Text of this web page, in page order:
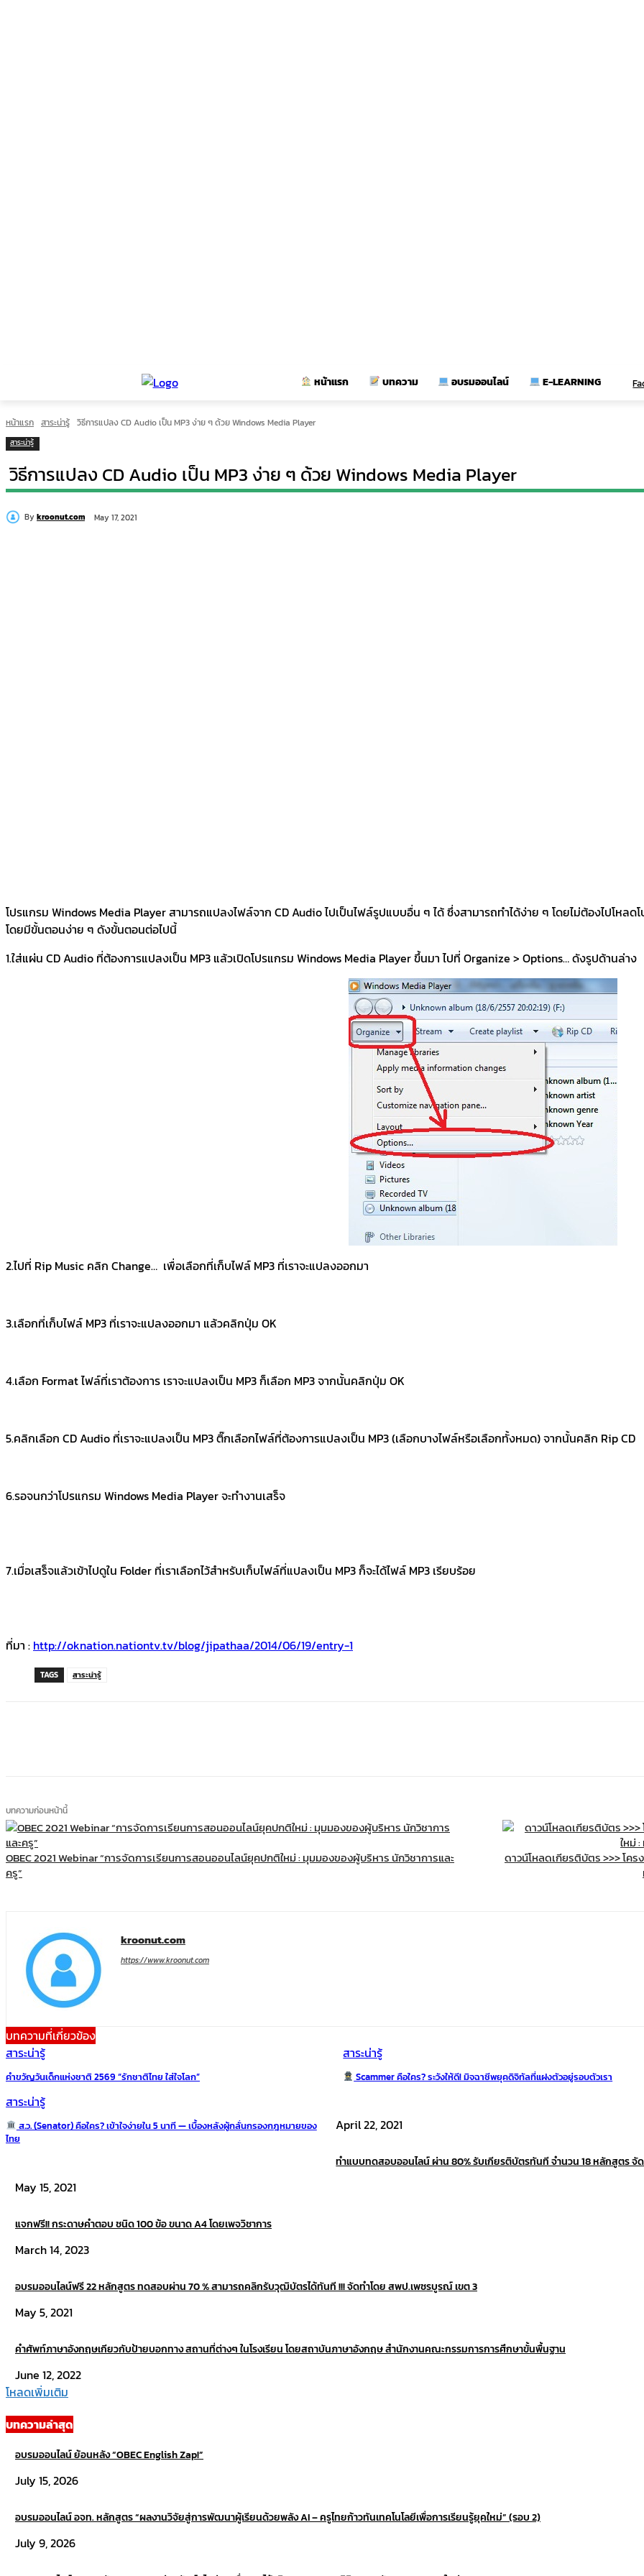
หน้าแรก บทความ อบรมออนไลน์ E-LEARNING
หน้าแรก สาระน่ารู้ วิธีการแปลง CD Audio เป็น MP3 ง่าย ๆ ด้วย Windows Media Player
สาระน่ารู้
วิธีการแปลง CD Audio เป็น MP3 ง่าย ๆ ด้วย Windows Media Player
Bykroonut.com May 17, 2021
โปรแกรม Windows Media Player สามารถแปลงไฟล์จาก CD Audio ไปเป็นไฟล์รูปแบบอื่น ๆ ได้ ซึ่งสามารถทำได้ง่าย ๆ โดยไม่ต้องไปโหลด
โดยมีขั้นตอนง่าย ๆ ดังขั้นตอนต่อไปนี้
1.ใส่แผ่น CD Audio ที่ต้องการแปลงเป็น MP3 แล้วเปิดโปรแกรม Windows Media Player ขึ้นมา ไปที่ Organize > Options… ดังรูปด้านล่าง
2.ไปที่ Rip Music คลิก Change… เพื่อเลือกที่เก็บไฟล์ MP3 ที่เราจะแปลงออกมา
3.เลือกที่เก็บไฟล์ MP3 ที่เราจะแปลงออกมา แล้วคลิกปุ่ม OK
4.เลือก Format ไฟล์ที่เราต้องการ เราจะแปลงเป็น MP3 ก็เลือก MP3 จากนั้นคลิกปุ่ม OK
5.คลิกเลือก CD Audio ที่เราจะแปลงเป็น MP3 ติ๊กเลือกไฟล์ที่ต้องการแปลงเป็น MP3 (เลือกบางไฟล์หรือเลือกทั้งหมด) จากนั้นคลิก Rip CD
6.รอจนกว่าโปรแกรม Windows Media Player จะทำงานเสร็จ
7.เมื่อเสร็จแล้วเข้าไปดูใน Folder ที่เราเลือกไว้สำหรับเก็บไฟล์ที่แปลงเป็น MP3 ก็จะได้ไฟล์ MP3 เรียบร้อย
ที่มา : http://oknation.nationtv.tv/blog/jipathaa/2014/06/19/entry-1
TAGS สาระน่ารู้
บทความก่อนหน้านี้
OBEC 2021 Webinar “การจัดการเรียนการสอนออนไลน์ยุคปกติใหม่ : มุมมองของผู้บริหาร นักวิชาการและ
ครู”
ดาวน์โหลดเกียรติบัตร >>> โคร
kroonut.com
https://www.kroonut.com
บทความที่เกี่ยวข้อง
สาระน่ารู้
คำขวัญวันเด็กแห่งชาติ 2569 “รักชาติไทย ใส่ใจโลก”
สาระน่ารู้
Scammer คือใคร? ระวังให้ดี! มิจฉาชีพยุคดิจิทัลที่แฝงตัวอยู่รอบตัวเรา
สาระน่ารู้
ส.ว. (Senator) คือใคร? เข้าใจง่ายใน 5 นาที — เบื้องหลังผู้กลั่นกรองกฎหมายของ
ไทย
April 22, 2021
ทำแบบทดสอบออนไลน์ ผ่าน 80% รับเกียรติบัตรทันที จำนวน 18 หลักสูตร
May 15, 2021
แจกฟรี!! กระดาษคำตอบ ชนิด 100 ข้อ ขนาด A4 โดยเพจวิชาการ
March 14, 2023
อบรมออนไลน์ฟรี 22 หลักสูตร ทดสอบผ่าน 70 % สามารถคลิกรับวุฒิบัตรได้ทันที !!! จัดทำโดย สพป.เพชรบูรณ์ เขต 3
May 5, 2021
คำศัพท์ภาษาอังกฤษเกียวกับป้ายบอกทาง สถานที่ต่างๆ ในโรงเรียน โดยสถาบันภาษาอังกฤษ สำนักงานคณะกรรมการการศึกษาขั้นพื้นฐาน
June 12, 2022
โหลดเพิ่มเติม
บทความล่าสุด
อบรมออนไลน์ ย้อนหลัง “OBEC English Zap!”
July 15, 2026
อบรมออนไลน์ อจท. หลักสูตร “ผลงานวิจัยสู่การพัฒนาผู้เรียนด้วยพลัง AI – ครูไทยก้าวทันเทคโนโลยีเพื่อการเรียนรู้ยุคใหม่” (รอบ 2)
July 9, 2026